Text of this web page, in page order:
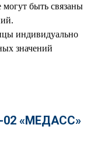
могут быть связаны
индивидуально
значений
02 «МЕДАСС»